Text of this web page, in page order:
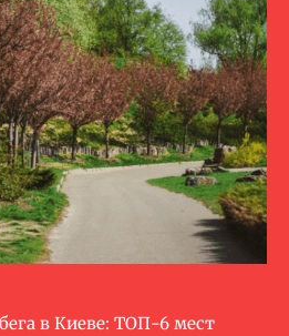
в Киеве: ТОП-6 мест